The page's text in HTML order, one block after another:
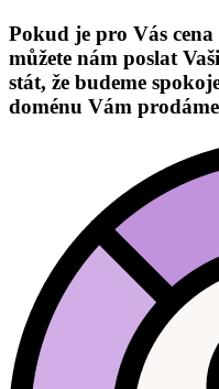
Pokud je pro Vás
můžete nám poslat
stát, že budeme
doménu Vám